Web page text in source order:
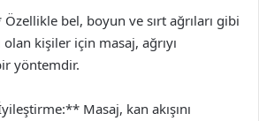
bel, boyun ve sırt ağrıları gibi
olan kişiler için masaj, ağrıyı
yöntemdir.
Masaj, kan akışını